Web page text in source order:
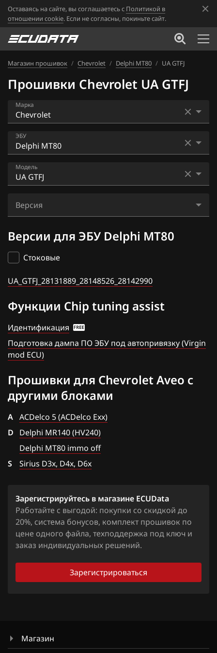
Оставаясь на сайте, вы соглашаетесь с Политикой в
отношении cookie. Если не согласны, покиньте сайт.
Магазин прошивок / Chevrolet / Delphi MT80 / UA GTFJ
Прошивки Chevrolet UA GTFJ
Марка
Acura
Alfa Romeo
ATLAS
BAIC
Bentley
Brilliance
BYD
Cadillac
Changan
Chery
Chevrolet
Chrysler
Citroen
Dacia
DAF
Derways
Dodge
Dongfeng
Exeed
Fiat
ЭБУ
ACDelco 5 (ACDelco Exx)
ACDelco 5 (E80 Gen2) (2015+)
ACDelco 5 (E82) (2015+)
ACDelco 5 (E98)
Bosch MED9.6.1
Delphi MR140 (HV240)
Delphi MT80.1
Delphi MT80.1 АКПП
Siemens Sim2K-D160
Siemens Sim2K-D52/D51
Siemens Simtec 76.1
Sirius D3x, D4x, D6x
Модель
EJ GTFL
EZ GTOA
F3 GTFM
R1 GTFX
R6 GTFZ
TA GTFI
Версия
Версии для ЭБУ Delphi MT80
Стоковые
UA_GTFJ_28131889_28148526_28142990
Функции Chip tuning assist
Идентификация
Подготовка дампа ПО ЭБУ под автопривязку (Virgin
mod ECU)
Прошивки для Chevrolet Aveo с
другими блоками
A ACDelco 5 (ACDelco Exx)
D
Delphi MR140 (HV240)
Delphi MT80 immo off
S
Sirius D3x, D4x, D6x
Зарегистрируйтесь в магазине ECUData
Работайте с выгодой: покупки со скидкой до
20%, система бонусов, комплект прошивок по
цене одного файла, техподдержка под ключ и
заказ индивидуальных решений.
Зарегистрироваться
Магазин